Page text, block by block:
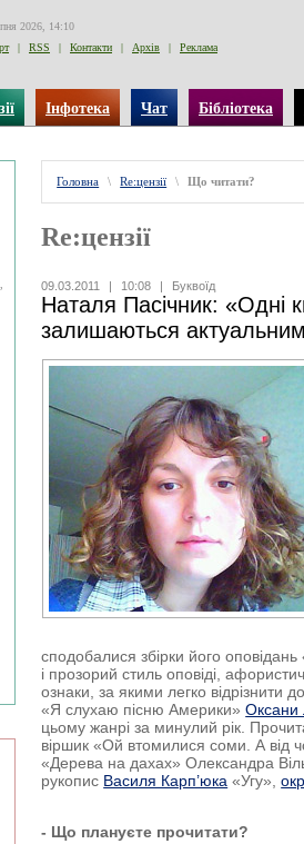
2026, 14:10
| RSS | Контакти | Архів | Реклама
Інфотека Чат Бібліотека
Головна \ Re:цензії \ Що читати?
Re:цензії
09.03.2011 | 10:08 | Буквоїд
Наталя Пасічник: «Одні
залишаються
сподобалися збірки його
і прозорий стиль оповіді,
ознаки, за якими легко відрізнити
«Я слухаю пісню Америки»Оксани
цьому жанрі за минулий рік.
віршик «Ой втомилися соми. А від
«Дерева на дахах» Олександра
рукопис Василя Карп’юка «Угу»,
- Що плануєте прочитати?